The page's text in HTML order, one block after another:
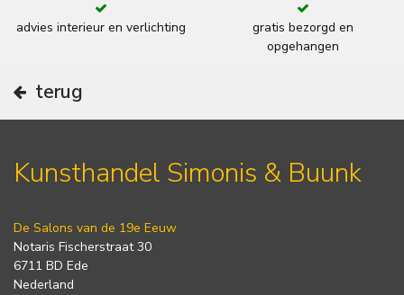
advies interieur en verlichting
gratis bezorgd en
opgehangen
terug
Kunsthandel Simonis & Buunk
De Salons van de 19e Eeuw
Notaris Fischerstraat 30
6711 BD Ede
Nederland